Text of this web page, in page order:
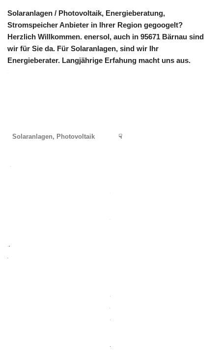
Solaranlagen / Photovoltaik, Energieberatung,
Stromspeicher Anbieter in Ihrer Region gegoogelt?
Herzlich Willkommen. enersol, auch in 95671 Bärnau sind
wir für Sie da. Für Solaranlagen, sind wir Ihr
Energieberater. Langjährige Erfahung macht uns aus.
Solaranlagen, Photovoltaik ☟